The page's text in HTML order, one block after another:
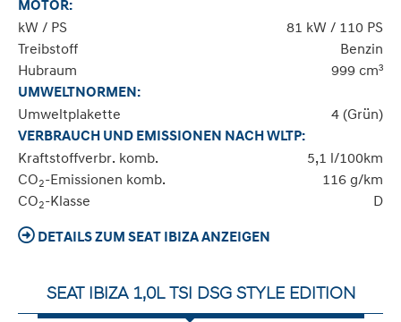
MOTOR:
kW / PS
81 kW / 110 PS
Treibstoff
Benzin
Hubraum
999 cm³
UMWELTNORMEN:
Umweltplakette
4 (Grün)
VERBRAUCH UND EMISSIONEN NACH WLTP:
Kraftstoffverbr. komb.
5,1 l/100km
CO2-Emissionen komb.
116 g/km
CO2-Klasse D
DETAILS ZUM SEAT IBIZA ANZEIGEN
SEAT IBIZA 1,0L TSI DSG STYLE EDITION